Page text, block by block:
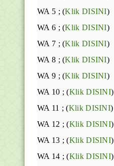
WA 5 ; (Klik DISINI)
WA 6 ; (Klik DISINI)
WA 7 ; (Klik DISINI)
WA 8 ; (Klik DISINI)
WA 9 ; (Klik DISINI)
WA 10 ; (Klik DISINI)
WA 11 ; (Klik DISINI)
WA 12 ; (Klik DISINI)
WA 13 ; (Klik DISINI)
WA 14 ; (Klik DISINI)